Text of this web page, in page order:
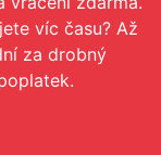
víc času? Až
za drobný